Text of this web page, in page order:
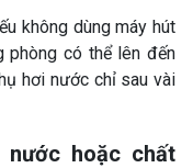
không dùng máy hút
phòng có thể lên đến
hơi nước chỉ sau vài
hoặc chất